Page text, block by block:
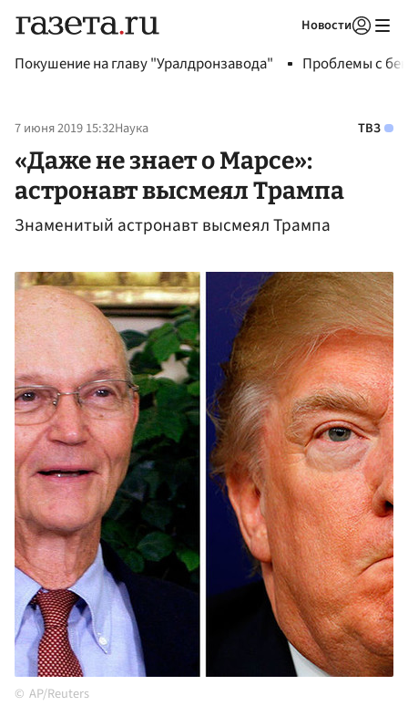
Новости
Покушение на главу "Уралдронзавода" Проблемы с
7 июня 2019 15:32Наука ТВЗ
«Даже не знает о Марсе»:
астронавт высмеял Трампа
Знаменитый астронавт высмеял Трампа
AP/Reuters